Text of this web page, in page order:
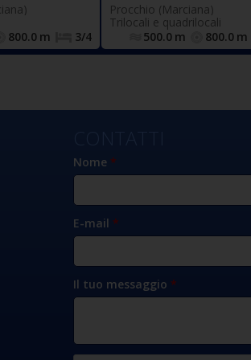
3/4
800.0 m
bagno con
di tutti i
sanitari.
Procchio (Marciana)
Trilocali e quadrilocali
800.0 m
500.0 m
attrezzati, terrazze ed
, complesso di n.8
appartamenti suddivisi
blocchi tra monolocali,
Nome *
E-mail *
Il tuo messaggio *